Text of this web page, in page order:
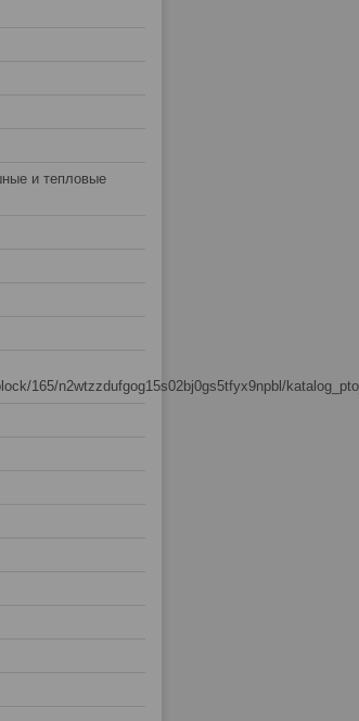
и тепловые
165/n2wtzzdufgog15s02bj0gs5tfyx9npbl/